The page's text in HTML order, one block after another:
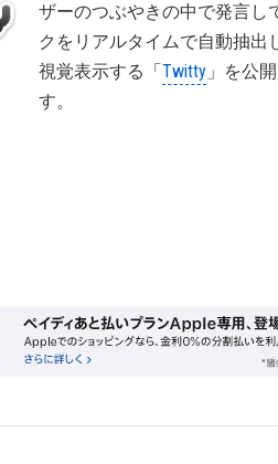
ザーのつぶやきの中で発言し
クをリアルタイムで自動抽出
視覚表示する「Twitty 」を公
す。